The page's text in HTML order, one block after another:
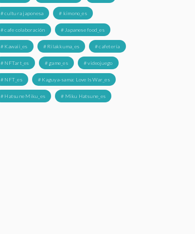
# cultura japonesa # kimono_es
# cafe colaboración # Japanese food_es
# Kawaii_es # Rilakkuma_es # cafetería
# NFTart_es # game_es # videojuego
# NFT_es # Kaguya-sama: Love Is War_es
# Hatsune Miku_es # Miku Hatsune_es